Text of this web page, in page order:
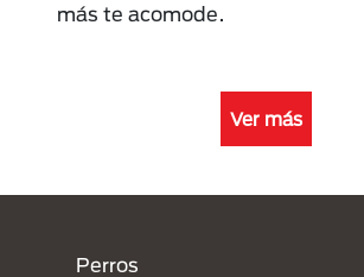
más te acomode.
Ver más
Perros